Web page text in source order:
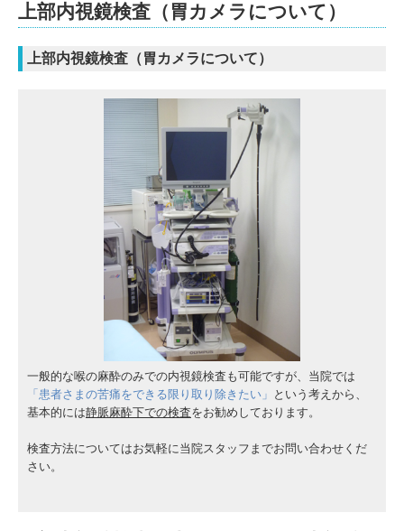
上部内視鏡検査（胃カメラについて）
上部内視鏡検査（胃カメラについて）
一般的な喉の麻酔のみでの内視鏡検査も可能ですが、当院では
「患者さまの苦痛をできる限り取り除きたい」 という考えから、
基本的には静脈麻酔下での検査をお勧めしております。
検査方法についてはお気軽に当院スタッフまでお問い合わせくだ
さい。